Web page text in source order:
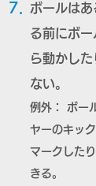
ボールは
る前にボ
ら動かし
ない。
7.
例外： ボー
ヤーのキッ
マークした
きる。